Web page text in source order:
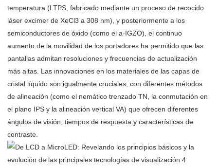
temperatura (LTPS, fabricado mediante un proceso de recocido
láser excimer de XeCl3 a 308 nm), y posteriormente a los
semiconductores de óxido (como el a-IGZO), el continuo
aumento de la movilidad de los portadores ha permitido que las
pantallas admitan resoluciones y frecuencias de actualización
más altas. Las innovaciones en los materiales de las capas de
cristal líquido son igualmente cruciales, con diferentes métodos
de alineación (como el nemático trenzado TN, la conmutación en
el plano IPS y la alineación vertical VA) que ofrecen diferentes
ángulos de visión, tiempos de respuesta y características de
contraste.